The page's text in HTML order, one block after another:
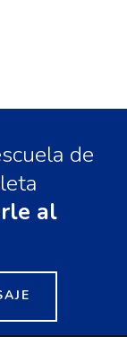
de
al